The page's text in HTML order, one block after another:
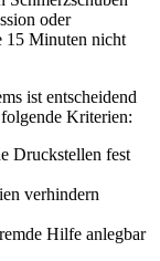
oder
15 Minuten nicht
ist entscheidend
Kriterien:
Druckstellen fest
verhindern
Hilfe anlegbar